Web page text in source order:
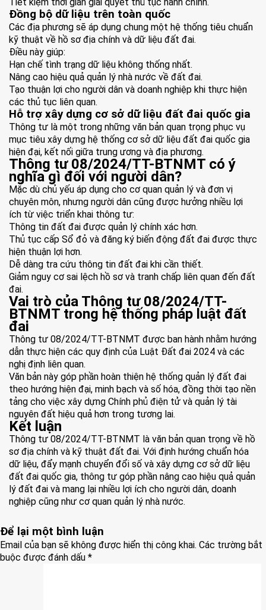
Đồng bộ dữ liệu trên toàn quốc
Các địa phương sẽ áp dụng chung một hệ thống tiêu chuẩn
kỹ thuật về hồ sơ địa chính và dữ liệu đất đai.
Điều này giúp:
Hạn chế tình trạng dữ liệu không thống nhất.
Nâng cao hiệu quả quản lý nhà nước về đất đai.
Tạo thuận lợi cho người dân và doanh nghiệp khi thực hiện
các thủ tục liên quan.
Hỗ trợ xây dựng cơ sở dữ liệu đất đai quốc gia
Thông tư là một trong những văn bản quan trọng phục vụ
mục tiêu xây dựng hệ thống cơ sở dữ liệu đất đai quốc gia
hiện đại, kết nối giữa trung ương và địa phương.
Thông tư 08/2024/TT-BTNMT có ý
nghĩa gì đối với người dân?
Mặc dù chủ yếu áp dụng cho cơ quan quản lý và đơn vị
chuyên môn, nhưng người dân cũng được hưởng nhiều lợi
ích từ việc triển khai thông tư:
Thông tin đất đai được quản lý chính xác hơn.
Thủ tục cấp Sổ đỏ và đăng ký biến động đất đai được thực
hiện thuận lợi hơn.
Dễ dàng tra cứu thông tin đất đai khi cần thiết.
Giảm nguy cơ sai lệch hồ sơ và tranh chấp liên quan đến đất
đai.
Vai trò của Thông tư 08/2024/TT-
BTNMT trong hệ thống pháp luật đất
đai
Thông tư 08/2024/TT-BTNMT được ban hành nhằm hướng
dẫn thực hiện các quy định của Luật Đất đai 2024 và các
nghị định liên quan.
Văn bản này góp phần hoàn thiện hệ thống quản lý đất đai
theo hướng hiện đại, minh bạch và số hóa, đồng thời tạo nền
tảng cho việc xây dựng Chính phủ điện tử và quản lý tài
nguyên đất hiệu quả hơn trong tương lai.
Kết luận
Thông tư 08/2024/TT-BTNMT là văn bản quan trọng về hồ
sơ địa chính và kỹ thuật đất đai. Với định hướng chuẩn hóa
dữ liệu, đẩy mạnh chuyển đổi số và xây dựng cơ sở dữ liệu
đất đai quốc gia, thông tư góp phần nâng cao hiệu quả quản
lý đất đai và mang lại nhiều lợi ích cho người dân, doanh
nghiệp cũng như cơ quan quản lý nhà nước.
Để lại một bình luận
Email của bạn sẽ không được hiển thị công khai. Các trường bắt
buộc được đánh dấu *